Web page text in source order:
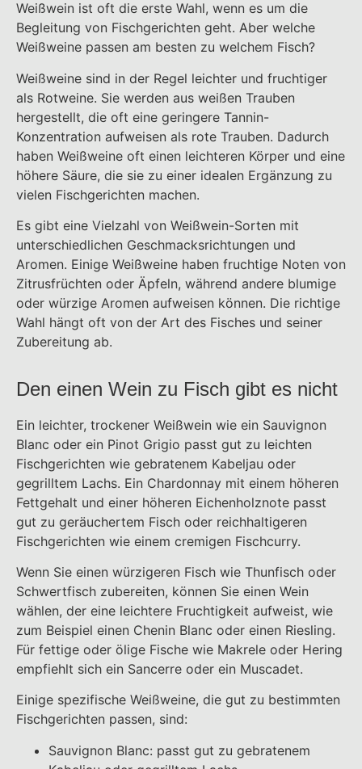
Weißwein ist oft die erste Wahl, wenn es um die
Begleitung von Fischgerichten geht. Aber welche
Weißweine passen am besten zu welchem Fisch?
Weißweine sind in der Regel leichter und fruchtiger
als Rotweine. Sie werden aus weißen Trauben
hergestellt, die oft eine geringere Tannin-
Konzentration aufweisen als rote Trauben. Dadurch
haben Weißweine oft einen leichteren Körper und eine
höhere Säure, die sie zu einer idealen Ergänzung zu
vielen Fischgerichten machen.
Es gibt eine Vielzahl von Weißwein-Sorten mit
unterschiedlichen Geschmacksrichtungen und
Aromen. Einige Weißweine haben fruchtige Noten von
Zitrusfrüchten oder Äpfeln, während andere blumige
oder würzige Aromen aufweisen können. Die richtige
Wahl hängt oft von der Art des Fisches und seiner
Zubereitung ab.
Den einen Wein zu Fisch gibt es nicht
Ein leichter, trockener Weißwein wie ein Sauvignon
Blanc oder ein Pinot Grigio passt gut zu leichten
Fischgerichten wie gebratenem Kabeljau oder
gegrilltem Lachs. Ein Chardonnay mit einem höheren
Fettgehalt und einer höheren Eichenholznote passt
gut zu geräuchertem Fisch oder reichhaltigeren
Fischgerichten wie einem cremigen Fischcurry.
Wenn Sie einen würzigeren Fisch wie Thunfisch oder
Schwertfisch zubereiten, können Sie einen Wein
wählen, der eine leichtere Fruchtigkeit aufweist, wie
zum Beispiel einen Chenin Blanc oder einen Riesling.
Für fettige oder ölige Fische wie Makrele oder Hering
empfiehlt sich ein Sancerre oder ein Muscadet.
Einige spezifische Weißweine, die gut zu bestimmten
Fischgerichten passen, sind:
Sauvignon Blanc: passt gut zu gebratenem